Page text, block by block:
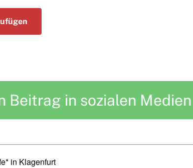
Beitrag in sozialen Medien
in Klagenfurt